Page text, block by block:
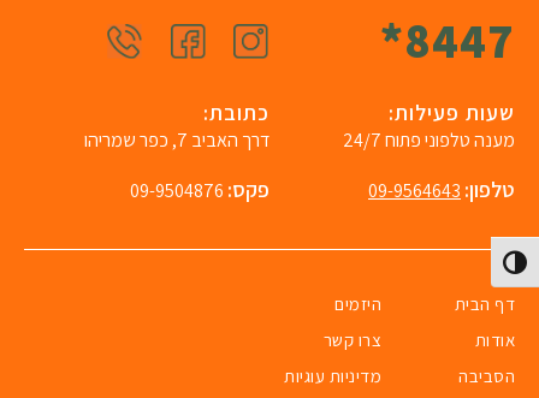
הפעל/כבה ניגודיות גבוהה
*8447
שעות פעילות:
מענה טלפוני פתוח 24/7
טלפון: 09-9564643
כתובת:
דרך האביב 7, כפר שמריהו
פקס:
דף הבית
אודות
הסביבה
היזמים
צרו קשר
מדיניות עוגיות